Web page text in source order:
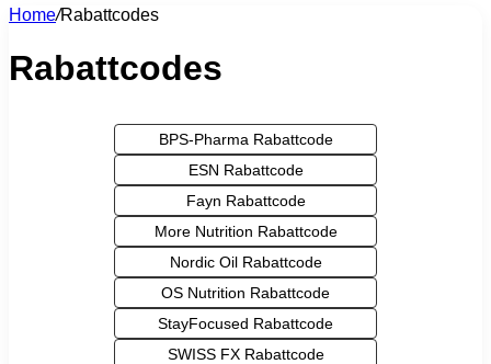
Home/Rabattcodes
Rabattcodes
BPS-Pharma Rabattcode
ESN Rabattcode
Fayn Rabattcode
More Nutrition Rabattcode
Nordic Oil Rabattcode
OS Nutrition Rabattcode
StayFocused Rabattcode
SWISS FX Rabattcode